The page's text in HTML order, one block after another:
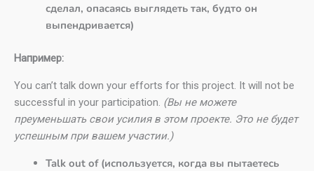
сделал, опасаясь выглядеть так, будто он
выпендривается)
Например:
You can’t talk down your efforts for this project. It will not be
successful in your participation. (Вы не можете
преуменьшать свои усилия в этом проекте. Это не будет
успешным при вашем участии.)
Talk out of (используется, когда вы пытаетесь